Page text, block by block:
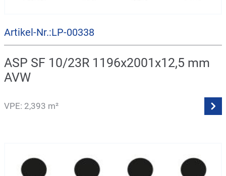
Artikel-Nr.:LP-00338
ASP SF 10/23R 1196x2001x12,5 mm
AVW
VPE: 2,393 m²